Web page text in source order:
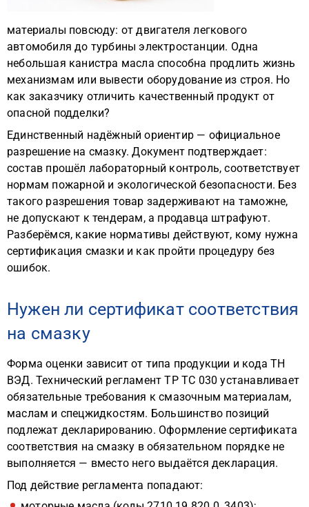
материалы повсюду: от двигателя легкового
автомобиля до турбины электростанции. Одна
небольшая канистра масла способна продлить жизнь
механизмам или вывести оборудование из строя. Но
как заказчику отличить качественный продукт от
опасной подделки?
Единственный надёжный ориентир — официальное
разрешение на смазку. Документ подтверждает:
состав прошёл лабораторный контроль, соответствует
нормам пожарной и экологической безопасности. Без
такого разрешения товар задерживают на таможне,
не допускают к тендерам, а продавца штрафуют.
Разберёмся, какие нормативы действуют, кому нужна
сертификация смазки и как пройти процедуру без
ошибок.
Нужен ли сертификат соответствия
на смазку
Форма оценки зависит от типа продукции и кода ТН
ВЭД. Технический регламент ТР ТС 030 устанавливает
обязательные требования к смазочным материалам,
маслам и спецжидкостям. Большинство позиций
подлежат декларированию. Оформление сертификата
соответствия на смазку в обязательном порядке не
выполняется — вместо него выдаётся декларация.
Под действие регламента попадают: